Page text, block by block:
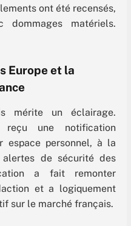
ont été recensés,
matériels.
Europe et la
mérite un éclairage.
reçu une notification
espace personnel, à la
de sécurité des
a fait remonter
et a logiquement
sur le marché français.